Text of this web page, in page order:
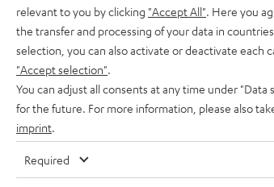
relevant to you by clicking "Accept All" . Here you
the transfer and processing of your data in
selection, you can also activate or deactivate each
"Accept selection"
You can adjust all consents at any time under
for the future. For more information, please also
imprint
Required